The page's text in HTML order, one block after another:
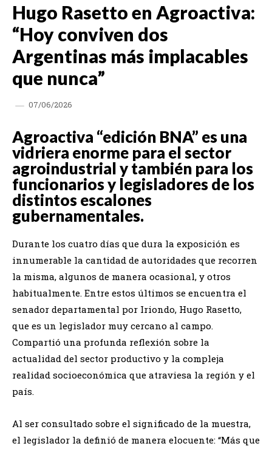
Hugo Rasetto en Agroactiva:
“Hoy conviven dos
Argentinas más implacables
que nunca”
07/06/2026
Agroactiva “edición BNA” es una
vidriera enorme para el sector
agroindustrial y también para los
funcionarios y legisladores de los
distintos escalones
gubernamentales.
Durante los cuatro días que dura la exposición es
innumerable la cantidad de autoridades que recorren
la misma, algunos de manera ocasional, y otros
habitualmente. Entre estos últimos se encuentra el
senador departamental por Iriondo, Hugo Rasetto,
que es un legislador muy cercano al campo.
Compartió una profunda reflexión sobre la
actualidad del sector productivo y la compleja
realidad socioeconómica que atraviesa la región y el
país.
​Al ser consultado sobre el significado de la muestra,
el legislador la definió de manera elocuente: “Más que